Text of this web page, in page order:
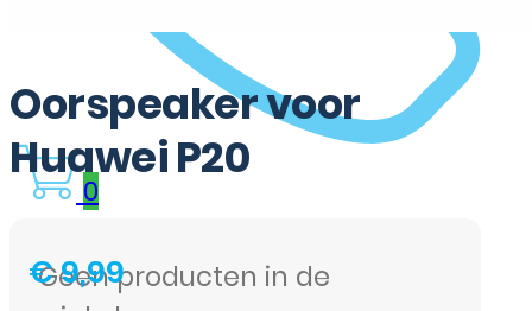
0
Geen producten in de
Oorspeaker voor
Huawei P20
€9,99